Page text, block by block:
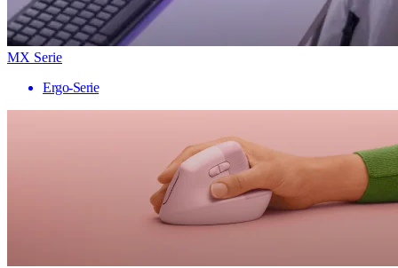
MX Serie
Ergo-Serie